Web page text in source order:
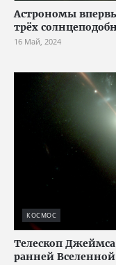
Астрономы
трёх
16 Май, 2024
КОСМОС
Телескоп
ранней Вселенной